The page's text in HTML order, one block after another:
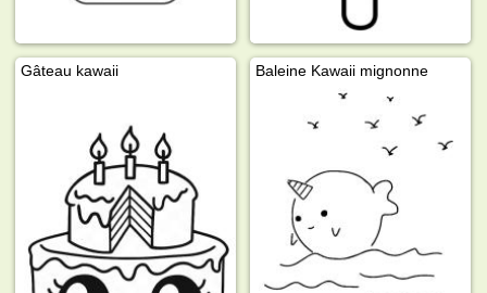
Gâteau kawaii Baleine Kawaii mignonne